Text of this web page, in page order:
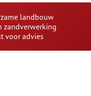
landbouw
zandverwerking
voor advies